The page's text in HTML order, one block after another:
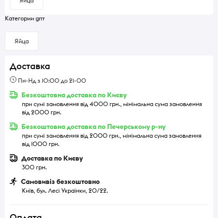
Категории grrr
Яйца
Доставка
Пн-Нд з 10:00 до 21-00
Безкоштовна доставка по Києву
при сумі замовлення від 4000 грн., мінімальна сума замовлення
від 2000 грн.
Безкоштовна доставка по Печерському р-ну
при сумі замовлення від 2000 грн., мінімальна сума замовлення
від 1000 грн.
Доставка по Києву
300 грн.
Самовивіз безкоштовно
Київ, бул. Лесі Українки, 20/22.